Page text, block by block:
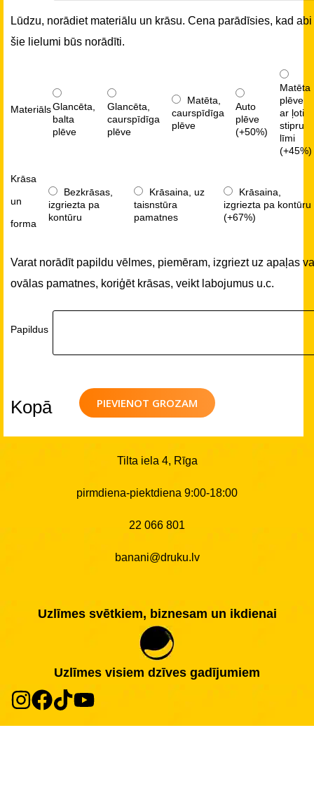
Lūdzu, norādiet materiālu un krāsu. Cena parādīsies, kad abi
šie lielumi būs norādīti.
MateriālsGlancēta,
balta
plēve
Glancēta,
caurspīdīga
plēve
Matēta,
caurspīdīga
plēve
Auto
plēve
(+50%)
Matēta
plēve
ar ļoti
stipru
līmi
(+45%)
Krāsa
un
forma
Bezkrāsas,
izgriezta pa
kontūru
Krāsaina, uz
taisnstūra
pamatnes
Krāsaina,
izgriezta pa kontūru
(+67%)
Varat norādīt papildu vēlmes, piemēram, izgriezt uz apaļas
ovālas pamatnes, koriģēt krāsas, veikt labojumus u.c.
Papildus
PIEVIENOT GROZAM
Kopā
Tilta iela 4, Rīga
pirmdiena-piektdiena 9:00-18:00
22 066 801
banani@druku.lv
Uzlīmes svētkiem, biznesam un ikdienai
Uzlīmes visiem dzīves gadījumiem